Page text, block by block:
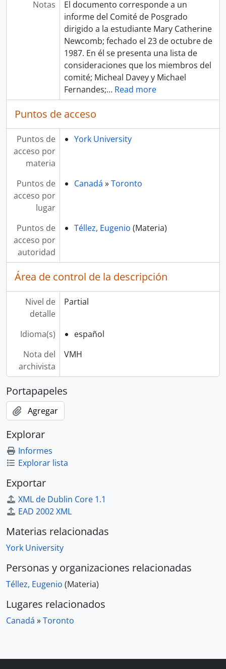
Notas
El documento corresponde a un
informe del Comité de Posgrado
dirigido a la estudiante Mary Catherine
Newcomb; fechado el 23 de octubre de
1987. En él se presenta una lista de
consideraciones que los miembros del
comité; Micheal Davey y Michael
Fernandes;… Read more
Puntos de acceso
Puntos de
acceso por
materia
York University
Puntos de
acceso por
lugar
Canadá »Toronto
Puntos de
acceso por
autoridad
Téllez, Eugenio (Materia)
Área de control de la descripción
Nivel de
detalle
Partial
Idioma(s)
español
Nota del
archivista
VMH
Portapapeles
Agregar
Explorar
Informes
Explorar lista
Exportar
XML de Dublin Core 1.1
EAD 2002 XML
Materias relacionadas
York University
Personas y organizaciones relacionadas
Téllez, Eugenio (Materia)
Lugares relacionados
Canadá »Toronto